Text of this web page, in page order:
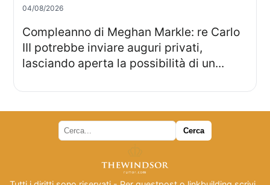
04/08/2026
Compleanno di Meghan Markle: re Carlo
III potrebbe inviare auguri privati,
lasciando aperta la possibilità di un...